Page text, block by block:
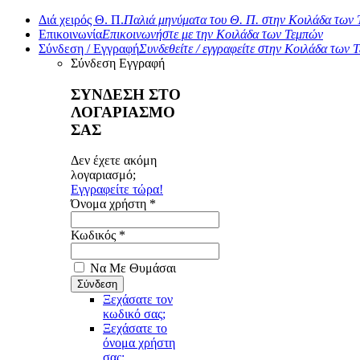
Διά χειρός Θ. Π.Παλιά μηνύματα του Θ. Π. στην Κοιλάδα των
ΕπικοινωνίαΕπικοινωνήστε με την Κοιλάδα των Τεμπών
Σύνδεση / ΕγγραφήΣυνδεθείτε / εγγραφείτε στην Κοιλάδα των
Σύνδεση Εγγραφή
ΣΥΝΔΕΣΗ ΣΤΟ
ΛΟΓΑΡΙΑΣΜΟ
ΣΑΣ
Δεν έχετε ακόμη
λογαριασμό;
Εγγραφείτε τώρα!
Όνομα χρήστη *
Κωδικός *
Να Με Θυμάσαι
Ξεχάσατε τον
κωδικό σας;
Ξεχάσατε το
όνομα χρήστη